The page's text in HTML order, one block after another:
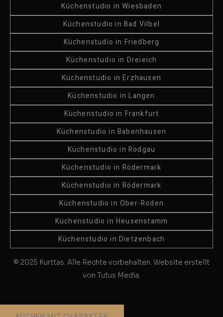
Küchenstudio in Wiesbaden
Küchenstudio in Bad Vilbel
Küchenstudio in Friedberg
Küchenstudio in Dreieich
Küchenstudio in Erzhausen
Küchenstudio in Langen
Küchenstudio in Frankfurt
Küchenstudio in Babenhausen
Küchenstudio in Rodgau
Küchenstudio in Rödermark
Küchenstudio in Rödermark
Küchenstudio in Ober-Roden
Küchenstudio in Heusenstamm
Küchenstudio in Dietzenbach
© 2025 Kurttas. Alle Rechte vorbehalten. Website erstellt
von Tutus Media.